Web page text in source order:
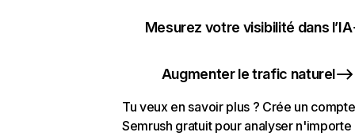
Mesurez votre visibilité dans l’IA
Augmenter le trafic naturel
Tu veux en savoir plus ? Crée un compte
Semrush gratuit pour analyser n'importe